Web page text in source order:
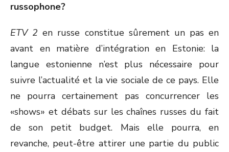
russophone?
ETV 2 en russe constitue sûrement un pas en
avant en matière d’intégration en Estonie: la
langue estonienne n’est plus nécessaire pour
suivre l’actualité et la vie sociale de ce pays. Elle
ne pourra certainement pas concurrencer les
«shows» et débats sur les chaînes russes du fait
de son petit budget. Mais elle pourra, en
revanche, peut-être attirer une partie du public